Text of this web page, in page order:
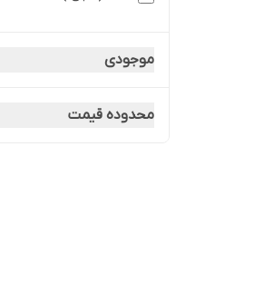
سینوماک )
شانگهای دیزل
موجودی
محدوده قیمت